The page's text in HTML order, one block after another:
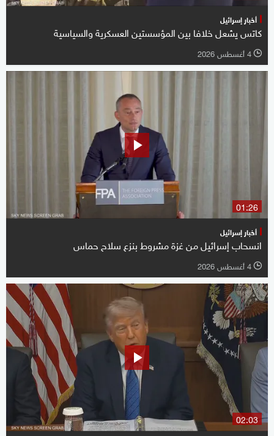
أخبار إسرائيل
كاتس يشعل خلافا بين المؤسستين العسكرية والسياسية
l 4 أغسطس 2026
01:26
أخبار إسرائيل
انسحاب إسرائيل من غزة مشروط بنزع سلاح حماس
l 4 أغسطس 2026
02:03